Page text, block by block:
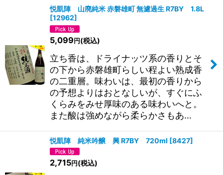
悦凱陣 山廃純米 赤磐雄町 無濾過生 R7BY 1.8L
[12962]
5,099円(税込)
立ち香は、ドライナッツ系の香りとそ
の下から赤磐雄町らしい程よい熟成香
の二重層。味わいは、最初の香りから
の予想よりはおとなしいが、すぐにふ
くらみをみせ厚味のある味わいへと。
また酸は強めながら柔らかさもあ…
悦凱陣 純米吟醸 興 R7BY 720ml [8427]
2,715円 (税込)